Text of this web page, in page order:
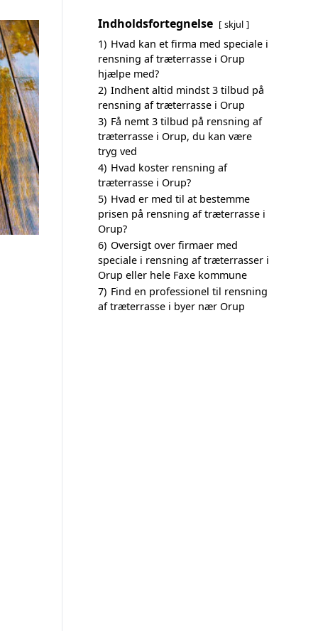
Indholdsfortegnelse skjul
1) Hvad kan et firma med speciale i
rensning af træterrasse i Orup
hjælpe med?
2) Indhent altid mindst 3 tilbud på
rensning af træterrasse i Orup
3) Få nemt 3 tilbud på rensning af
træterrasse i Orup, du kan være
tryg ved
4) Hvad koster rensning af
træterrasse i Orup?
5) Hvad er med til at bestemme
prisen på rensning af træterrasse i
Orup?
6) Oversigt over firmaer med
speciale i rensning af træterrasser i
Orup eller hele Faxe kommune
7) Find en professionel til rensning
af træterrasse i byer nær Orup